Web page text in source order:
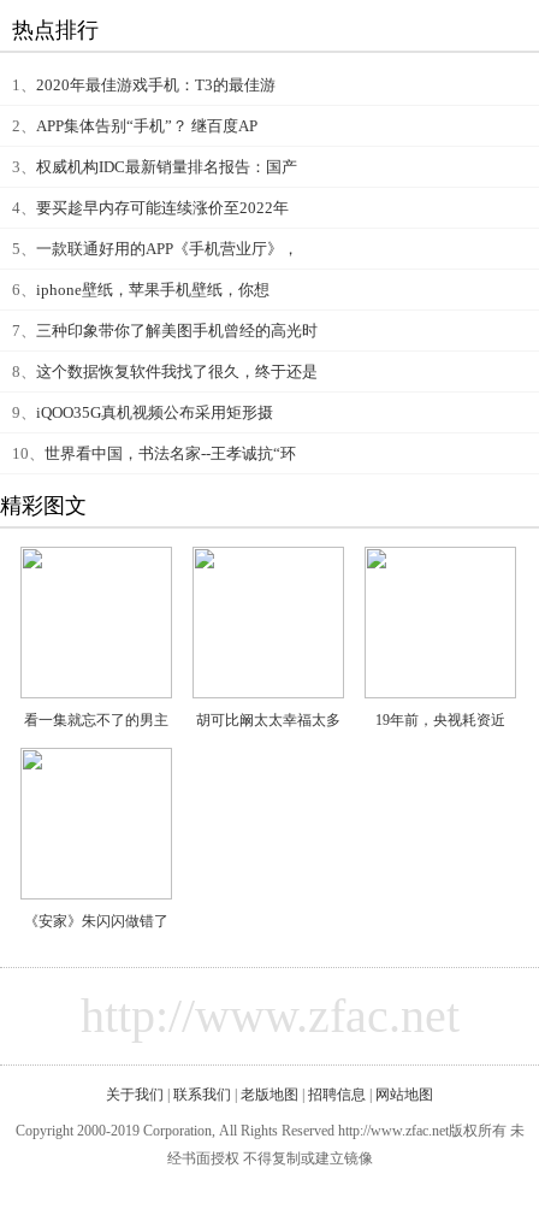
热点排行
1、 2020年最佳游戏手机：T3的最佳游
2、 APP集体告别“手机”？ 继百度AP
3、 权威机构IDC最新销量排名报告：国产
4、 要买趁早内存可能连续涨价至2022年
5、 一款联通好用的APP《手机营业厅》，
6、 iphone壁纸，苹果手机壁纸，你想
7、 三种印象带你了解美图手机曾经的高光时
8、 这个数据恢复软件我找了很久，终于还是
9、 iQOO35G真机视频公布采用矩形摄
10、 世界看中国，书法名家--王孝诚抗“环
精彩图文
看一集就忘不了的男主 胡可比阚太太幸福太多 19年前，央视耗资近
《安家》朱闪闪做错了
http://www.zfac.net
关于我们 联系我们 老版地图 招聘信息 网站地图
Copyright 2000-2019 Corporation, All Rights Reserved http://www.zfac.net版权所有 未
经书面授权 不得复制或建立镜像